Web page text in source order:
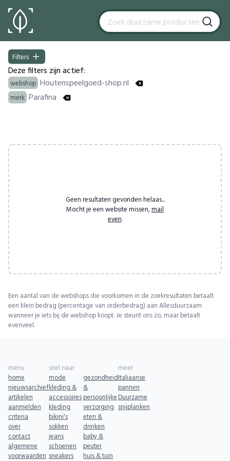
Filters
Filters
Deze filters zijn actief:
webshop Houtenspeelgoed-shop.nl
merk Parafina
Geen resultaten gevonden helaas...
Mocht je een website missen, mail
even.
Een aantal van de webshops die voorkomen in de zoekresultaten betaalt
een klein bedrag (percentage van orderbedrag) aan Allesduurzaam
wanneer je iets bij de webshop koopt. Je steunt ons zo, maar betaalt
evenveel.
menu
home
nieuwsarchief
artikelen
aanmelden
criteria
over
contact
algemene
voorwaarden
snel naar
mode
kleding &
accessoires
kleding
bikini's
sokken
jeans
schoenen
sneakers
gezondheid
&
persoonlijke
verzorging
eten &
drinken
baby &
peuter
huis & tuin
meer
Italiaanse
pannen
Duurzame
snijplanken